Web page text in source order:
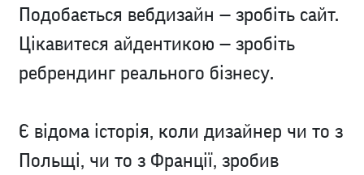
Подобається вебдизайн — зробіть сайт.
Цікавитеся айдентикою — зробіть
ребрендинг реального бізнесу.
Є відома історія, коли дизайнер чи то з
Польщі, чи то з Франції, зробив